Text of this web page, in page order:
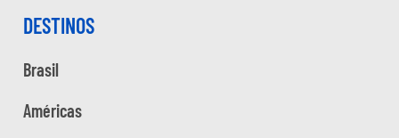
DESTINOS
Brasil
Américas